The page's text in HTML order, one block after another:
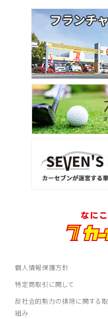
個人情報保護方針
特定商取引に関して
反社会的勢力の排除に関する取
組み